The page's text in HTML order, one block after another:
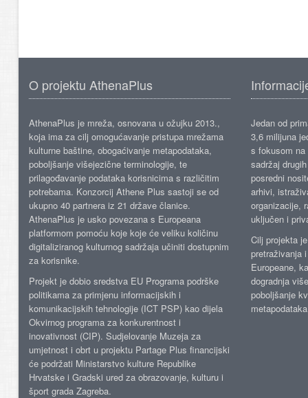
O projektu AthenaPlus
AthenaPlus je mreža, osnovana u ožujku 2013.,
koja ima za cilj omogućavanje pristupa mrežama
kulturne baštine, obogaćivanje metapodataka,
poboljšanje višejezične terminologije, te
prilagođavanje podataka korisnicima s različitim
potrebama. Konzorcij Athene Plus sastoji se od
ukupno 40 partnera iz 21 države članice.
AthenaPlus je usko povezana s Europeana
platformom pomoću koje koje će veliku količinu
digitaliziranog kulturnog sadržaja učiniti dostupnim
za korisnike.
Projekt je dobio sredstva EU Programa podrške
politikama za primjenu informacijskih i
komunikacijskih tehnologije (ICT PSP) kao dijela
Okvirnog programa za konkurentnost i
inovativnost (CIP). Sudjelovanje Muzeja za
umjetnost i obrt u projektu Partage Plus financijski
će podržati Ministarstvo kulture Republike
Hrvatske i Gradski ured za obrazovanje, kulturu i
šport grada Zagreba.
Jedan od
3,6 milijuna
s fokusom
sadržaj
posredni
arhivi,
organizacije,
uključen i
Cilj projekta
pretraživanja
Europeane,
dogradnja
poboljšanje